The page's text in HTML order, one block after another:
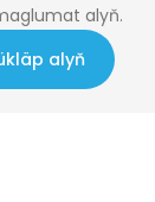
alyň.
alyň